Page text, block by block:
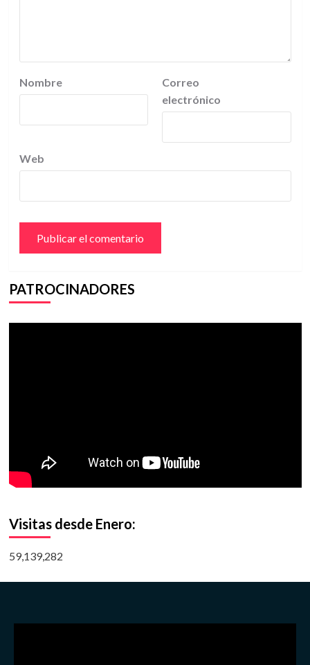
Nombre
Correo
electrónico
Web
PATROCINADORES
Visitas desde Enero:
59,139,282